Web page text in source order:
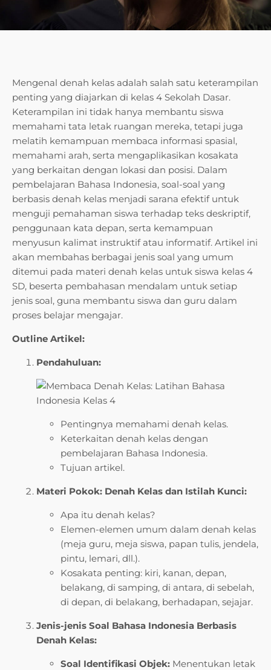
Mengenal denah kelas adalah salah satu keterampilan
penting yang diajarkan di kelas 4 Sekolah Dasar.
Keterampilan ini tidak hanya membantu siswa
memahami tata letak ruangan mereka, tetapi juga
melatih kemampuan membaca informasi spasial,
memahami arah, serta mengaplikasikan kosakata
yang berkaitan dengan lokasi dan posisi. Dalam
pembelajaran Bahasa Indonesia, soal-soal yang
berbasis denah kelas menjadi sarana efektif untuk
menguji pemahaman siswa terhadap teks deskriptif,
penggunaan kata depan, serta kemampuan
menyusun kalimat instruktif atau informatif. Artikel ini
akan membahas berbagai jenis soal yang umum
ditemui pada materi denah kelas untuk siswa kelas 4
SD, beserta pembahasan mendalam untuk setiap
jenis soal, guna membantu siswa dan guru dalam
proses belajar mengajar.
Outline Artikel:
Pendahuluan:
Pentingnya memahami denah kelas.
Keterkaitan denah kelas dengan
pembelajaran Bahasa Indonesia.
Tujuan artikel.
Materi Pokok: Denah Kelas dan Istilah Kunci:
Apa itu denah kelas?
Elemen-elemen umum dalam denah kelas
(meja guru, meja siswa, papan tulis, jendela,
pintu, lemari, dll.).
Kosakata penting: kiri, kanan, depan,
belakang, di samping, di antara, di sebelah,
di depan, di belakang, berhadapan, sejajar.
Jenis-jenis Soal Bahasa Indonesia Berbasis
Denah Kelas:
Soal Identifikasi Objek: Menentukan letak